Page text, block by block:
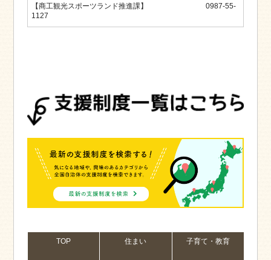
【商工観光スポーツランド推進課】 0987-55-
1127
TOP 住まい 子育て・教育